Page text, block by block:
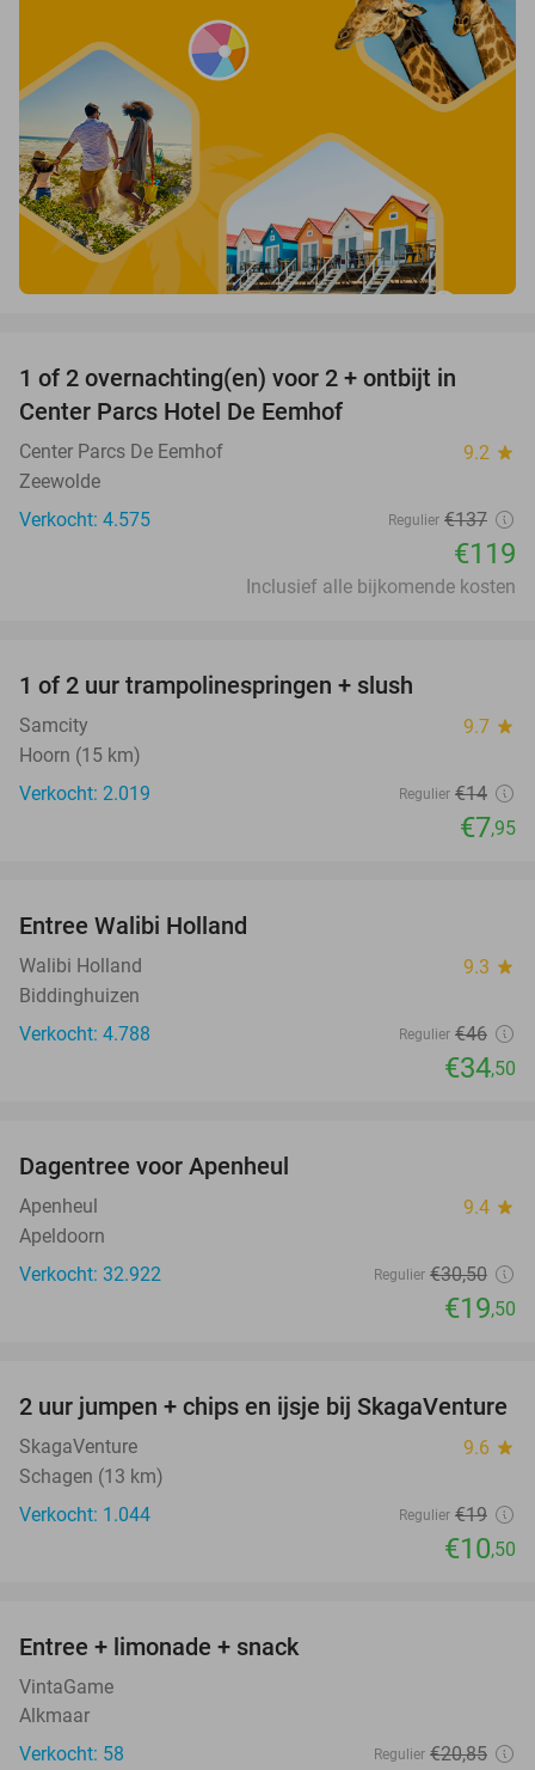
1 of 2 overnachting(en) voor 2 + ontbijt in
Center Parcs Hotel De Eemhof
Center Parcs De Eemhof 9.2 star
Zeewolde
Verkocht: 4.575
Regulier €137
€119
Inclusief alle bijkomende kosten
1 of 2 uur trampolinespringen + slush
Samcity 9.7 star
Hoorn (15 km)
Verkocht: 2.019
Regulier €14
€7,95
Entree Walibi Holland
Walibi Holland 9.3 star
Biddinghuizen
Verkocht: 4.788
Regulier €46
€34,50
Dagentree voor Apenheul
Apenheul 9.4 star
Apeldoorn
Verkocht: 32.922
Regulier €30,50
€19,50
45%
2 uur jumpen + chips en ijsje bij SkagaVenture
SkagaVenture 9.6 star
Schagen (13 km)
Verkocht: 1.044
Regulier €19
€10,50
Entree + limonade + snack
VintaGame
Alkmaar
Verkocht: 58
Regulier €20,85